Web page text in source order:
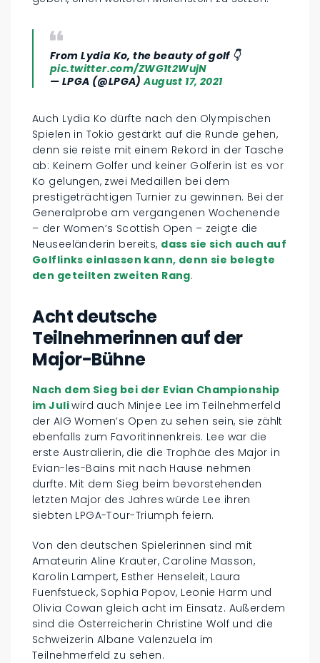
From Lydia Ko, the beauty of golf 👇
pic.twitter.com/ZWG1t2WujN
— LPGA (@LPGA)August 17, 2021
Auch Lydia Ko dürfte nach den Olympischen
Spielen in Tokio gestärkt auf die Runde gehen,
denn sie reiste mit einem Rekord in der Tasche
ab: Keinem Golfer und keiner Golferin ist es vor
Ko gelungen, zwei Medaillen bei dem
prestigeträchtigen Turnier zu gewinnen. Bei der
Generalprobe am vergangenen Wochenende
– der Women’s Scottish Open – zeigte die
Neuseeländerin bereits, dass sie sich auch auf
Golflinks einlassen kann, denn sie belegte
den geteilten zweiten Rang.
Acht deutsche
Teilnehmerinnen auf der
Major-Bühne
Nach dem Sieg bei der Evian Championship
im Juliwird auch Minjee Lee im Teilnehmerfeld
der AIG Women’s Open zu sehen sein, sie zählt
ebenfalls zum Favoritinnenkreis. Lee war die
erste Australierin, die die Trophäe des Major in
Evian-les-Bains mit nach Hause nehmen
durfte. Mit dem Sieg beim bevorstehenden
letzten Major des Jahres würde Lee ihren
siebten LPGA-Tour-Triumph feiern.
Von den deutschen Spielerinnen sind mit
Amateurin Aline Krauter, Caroline Masson,
Karolin Lampert, Esther Henseleit, Laura
Fuenfstueck, Sophia Popov, Leonie Harm und
Olivia Cowan gleich acht im Einsatz. Außerdem
sind die Österreicherin Christine Wolf und die
Schweizerin Albane Valenzuela im
Teilnehmerfeld zu sehen.